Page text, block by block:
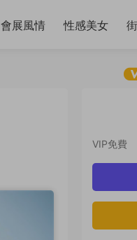
會展風情 性感美女
VIP免費